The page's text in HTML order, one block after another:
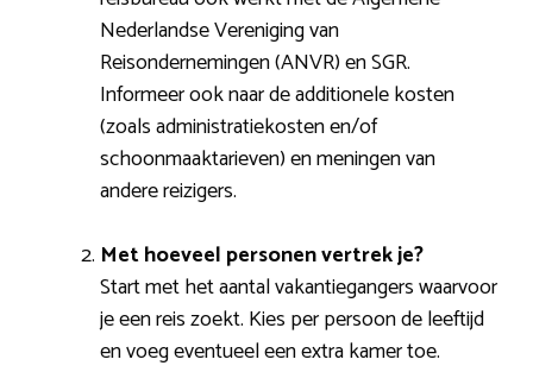
Nederlandse Vereniging van
Reisondernemingen (ANVR) en SGR.
Informeer ook naar de additionele kosten
(zoals administratiekosten en/of
schoonmaaktarieven) en meningen van
andere reizigers.
Met hoeveel personen vertrek je?
Start met het aantal vakantiegangers waarvoor
je een reis zoekt. Kies per persoon de leeftijd
en voeg eventueel een extra kamer toe.